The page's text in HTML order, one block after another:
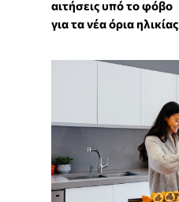
αιτήσεις υπό το φόβο
για τα νέα όρια ηλικίας